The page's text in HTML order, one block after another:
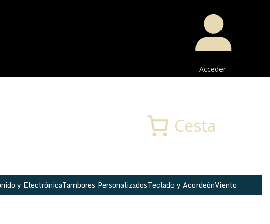
Acceder
Cesta
y ElectrónicaTambores PersonalizadosTeclado y AcordeónViento